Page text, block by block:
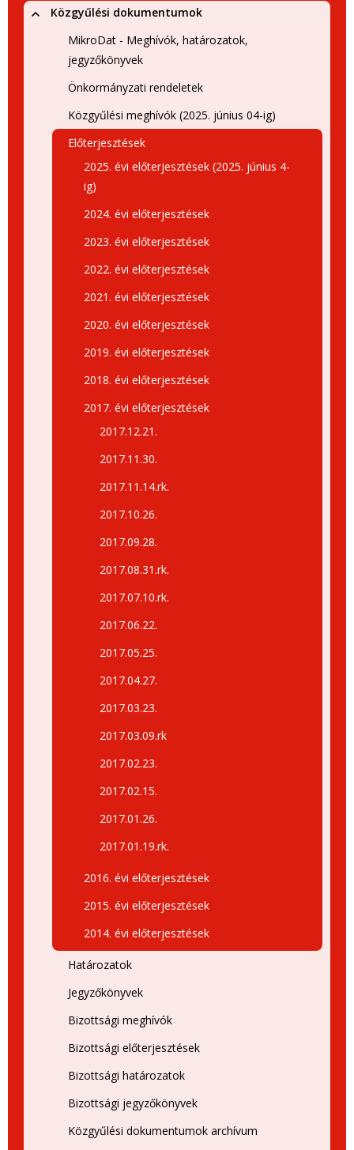
Közgyűlési dokumentumok
MikroDat - Meghívók, határozatok,
jegyzőkönyvek
Önkormányzati rendeletek
Közgyűlési meghívók (2025. június 04-ig)
Előterjesztések
2025. évi előterjesztések (2025. június 4-
ig)
2024. évi előterjesztések
2023. évi előterjesztések
2022. évi előterjesztések
2021. évi előterjesztések
2020. évi előterjesztések
2019. évi előterjesztések
2018. évi előterjesztések
2017. évi előterjesztések
2017.12.21.
2017.11.30.
2017.11.14.rk.
2017.10.26.
2017.09.28.
2017.08.31.rk.
2017.07.10.rk.
2017.06.22.
2017.05.25.
2017.04.27.
2017.03.23.
2017.03.09.rk
2017.02.23.
2017.02.15.
2017.01.26.
2017.01.19.rk.
2016. évi előterjesztések
2015. évi előterjesztések
2014. évi előterjesztések
Határozatok
Jegyzőkönyvek
Bizottsági meghívók
Bizottsági előterjesztések
Bizottsági határozatok
Bizottsági jegyzőkönyvek
Közgyűlési dokumentumok archívum